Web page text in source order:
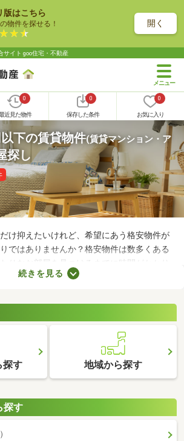
版はこちら
物件を探せる！ 開く
サイト goo住宅・不動産
0
近見た物件
0
保存した条件
0
お気に入り
下の賃貸物件(賃貸マンション・ア
探し
け抑えたいけれど、希望にあう格安物件が
ではありませんか？格安物件は数多くある
りなお部屋を見つけるまでに時間がかかり
重視の方におすすめの家賃3万円以下の物
しょう。
続きを見る
探す 地域から探す
探す